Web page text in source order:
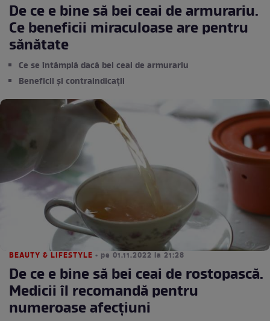
De ce e bine să bei ceai de armurariu.
Ce beneficii miraculoase are pentru
sănătate
Ce se întâmplă dacă bei ceai de armurariu
Beneficii și contraindicații
BEAUTY & LIFESTYLE • pe 01.11.2022 la 21:28
De ce e bine să bei ceai de rostopască.
Medicii îl recomandă pentru
numeroase afecțiuni